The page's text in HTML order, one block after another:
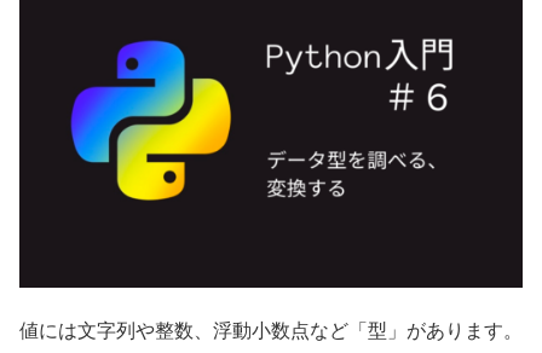
値には文字列や整数、浮動小数点など「型」があります。